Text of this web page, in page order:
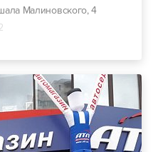
Малиновского, 4